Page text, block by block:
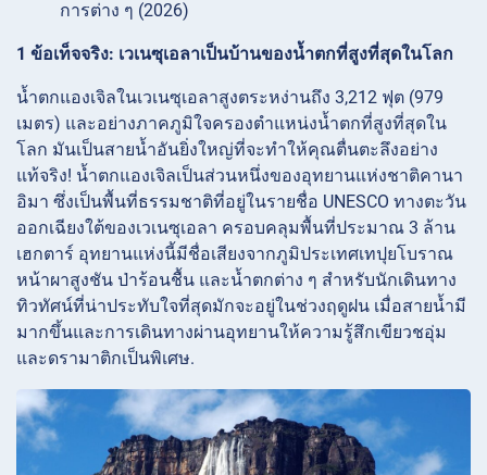
การต่าง ๆ (2026)
1 ข้อเท็จจริง: เวเนซุเอลาเป็นบ้านของน้ำตกที่สูงที่สุดในโลก
น้ำตกแองเจิลในเวเนซุเอลาสูงตระหง่านถึง 3,212 ฟุต (979
เมตร) และอย่างภาคภูมิใจครองตำแหน่งน้ำตกที่สูงที่สุดใน
โลก มันเป็นสายน้ำอันยิ่งใหญ่ที่จะทำให้คุณตื่นตะลึงอย่าง
แท้จริง! น้ำตกแองเจิลเป็นส่วนหนึ่งของอุทยานแห่งชาติคานา
อิมา ซึ่งเป็นพื้นที่ธรรมชาติที่อยู่ในรายชื่อ UNESCO ทางตะวัน
ออกเฉียงใต้ของเวเนซุเอลา ครอบคลุมพื้นที่ประมาณ 3 ล้าน
เฮกตาร์ อุทยานแห่งนี้มีชื่อเสียงจากภูมิประเทศเทปุยโบราณ
หน้าผาสูงชัน ป่าร้อนชื้น และน้ำตกต่าง ๆ สำหรับนักเดินทาง
ทิวทัศน์ที่น่าประทับใจที่สุดมักจะอยู่ในช่วงฤดูฝน เมื่อสายน้ำมี
มากขึ้นและการเดินทางผ่านอุทยานให้ความรู้สึกเขียวชอุ่ม
และดรามาติกเป็นพิเศษ.